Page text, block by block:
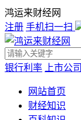
鸿运来财经网
注册 手机扫一扫
银行利率 上市公司
网站首页
财经知识